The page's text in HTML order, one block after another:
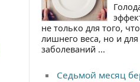
не только для того,
лишнего веса, но и
заболеваний ...
Седьмой месяц